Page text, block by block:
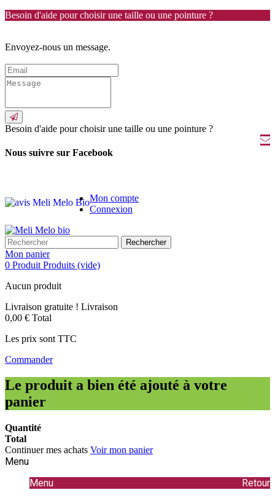
Besoin d'aide pour choisir une taille ou une pointure ?
Envoyez-nous un message.
Besoin d'aide pour choisir une taille ou une pointure ?
Nous suivre sur Facebook
Mon compte
Connexion
Rechercher
Mon panier
0 Produit Produits (vide)
Aucun produit
Livraison gratuite ! Livraison
0,00 € Total
Les prix sont TTC
Commander
Le produit a bien été ajouté à votre
panier
Quantité
Total
Continuer mes achats Voir mon panier
Menu
Menu
Retour